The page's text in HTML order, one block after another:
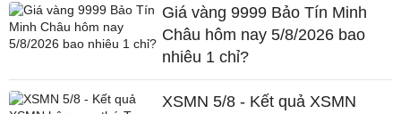
Giá vàng 9999 Bảo Tín Minh
Châu hôm nay 5/8/2026 bao
nhiêu 1 chỉ?
XSMN 5/8 - Kết quả XSMN